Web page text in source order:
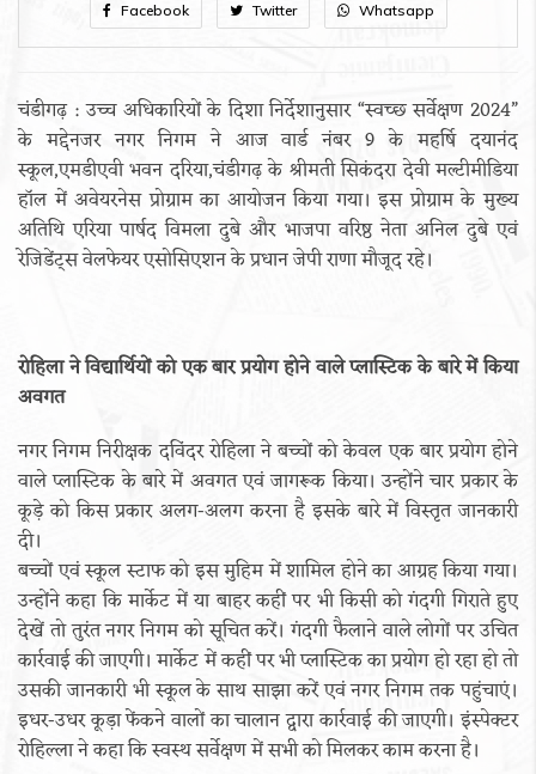
Facebook Twitter Whatsapp
चंडीगढ़ : उच्च अधिकारियों के दिशा निर्देशानुसार “स्वच्छ सर्वेक्षण 2024”
के मद्देनजर नगर निगम ने आज वार्ड नंबर 9 के महर्षि दयानंद
स्कूल,एमडीएवी भवन दरिया,चंडीगढ़ के श्रीमती सिकंदरा देवी मल्टीमीडिया
हॉल में अवेयरनेस प्रोग्राम का आयोजन किया गया। इस प्रोग्राम के मुख्य
अतिथि एरिया पार्षद विमला दुबे और भाजपा वरिष्ठ नेता अनिल दुबे एवं
रेजिडेंट्स वेलफेयर एसोसिएशन के प्रधान जेपी राणा मौजूद रहे।
रोहिला ने विद्यार्थियों को एक बार प्रयोग होने वाले प्लास्टिक के बारे में किया
अवगत
नगर निगम निरीक्षक दविंदर रोहिला ने बच्चों को केवल एक बार प्रयोग होने
वाले प्लास्टिक के बारे में अवगत एवं जागरूक किया। उन्होंने चार प्रकार के
कूड़े को किस प्रकार अलग-अलग करना है इसके बारे में विस्तृत जानकारी
दी।
बच्चों एवं स्कूल स्टाफ को इस मुहिम में शामिल होने का आग्रह किया गया।
उन्होंने कहा कि मार्केट में या बाहर कहीं पर भी किसी को गंदगी गिराते हुए
देखें तो तुरंत नगर निगम को सूचित करें। गंदगी फैलाने वाले लोगों पर उचित
कार्रवाई की जाएगी। मार्केट में कहीं पर भी प्लास्टिक का प्रयोग हो रहा हो तो
उसकी जानकारी भी स्कूल के साथ साझा करें एवं नगर निगम तक पहुंचाएं।
इधर-उधर कूड़ा फेंकने वालों का चालान द्वारा कार्रवाई की जाएगी। इंस्पेक्टर
रोहिल्ला ने कहा कि स्वस्थ सर्वेक्षण में सभी को मिलकर काम करना है।